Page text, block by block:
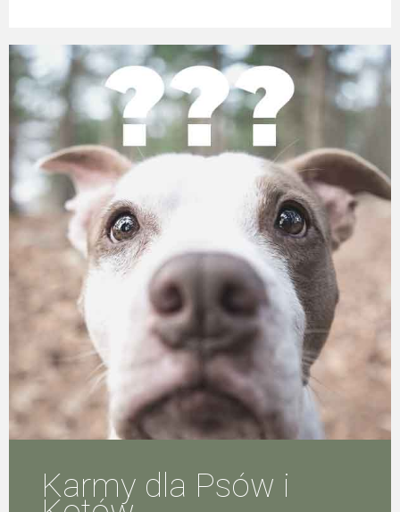
Karmy dla Psów i